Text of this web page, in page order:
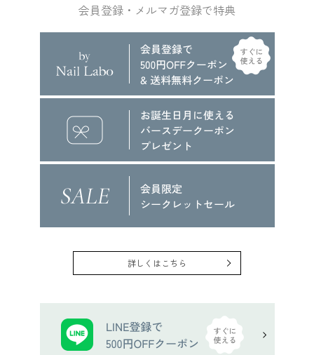
会員登録・メルマガ登録で特典
詳しくはこちら